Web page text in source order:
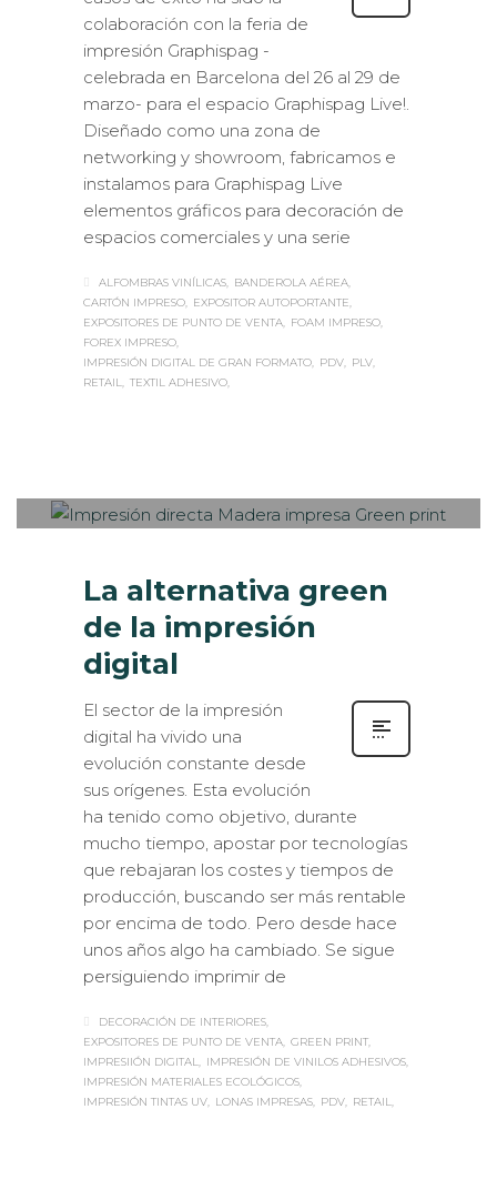
colaboración con la feria de
impresión Graphispag -
celebrada en Barcelona del 26 al 29 de
marzo- para el espacio Graphispag Live!.
Diseñado como una zona de
networking y showroom, fabricamos e
instalamos para Graphispag Live
elementos gráficos para decoración de
espacios comerciales y una serie
ALFOMBRAS VINÍLICAS
BANDEROLA AÉREA
CARTÓN IMPRESO
EXPOSITOR AUTOPORTANTE
EXPOSITORES DE PUNTO DE VENTA
FOAM IMPRESO
FOREX IMPRESO
IMPRESIÓN DIGITAL DE GRAN FORMATO
PDV
PLV
RETAIL TEXTIL ADHESIVO
La alternativa green
de la impresión
digital
El sector de la impresión
digital ha vivido una
evolución constante desde
sus orígenes. Esta evolución
ha tenido como objetivo, durante
mucho tiempo, apostar por tecnologías
que rebajaran los costes y tiempos de
producción, buscando ser más rentable
por encima de todo. Pero desde hace
unos años algo ha cambiado. Se sigue
persiguiendo imprimir de
DECORACIÓN DE INTERIORES
EXPOSITORES DE PUNTO DE VENTA GREEN PRINT
IMPRESIIÓN DIGITAL
IMPRESIÓN DE VINILOS ADHESIVOS
IMPRESIÓN MATERIALES ECOLÓGICOS
IMPRESIÓN TINTAS UV
LONAS IMPRESAS PDV RETAIL